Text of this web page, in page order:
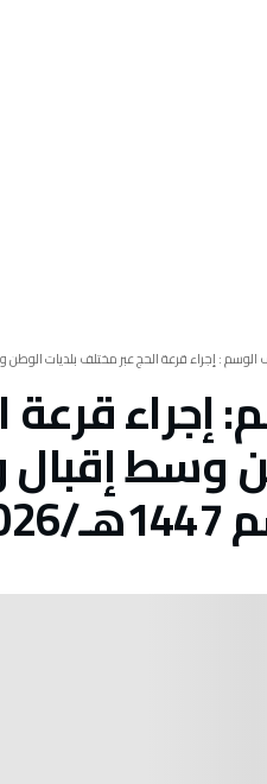
الوطن وسط إقبال واسع لتحديد قوائم موسم 1447هـ/2026م
إجراء
وسط إقبال